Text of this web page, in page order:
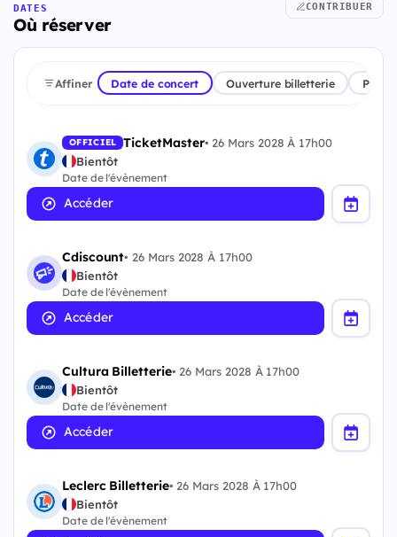
DATES
Où réserver
CONTRIBUER
Affiner Date de concert Ouverture billetterie
OFFICIEL TicketMaster• 26 Mars 2028 À 17h00
Bientôt
Date de l'évènement
Accéder
Cdiscount• 26 Mars 2028 À 17h00
Bientôt
Date de l'évènement
Accéder
Cultura Billetterie• 26 Mars 2028 À 17h00
Bientôt
Date de l'évènement
Accéder
Leclerc Billetterie• 26 Mars 2028 À 17h00
Bientôt
Date de l'évènement